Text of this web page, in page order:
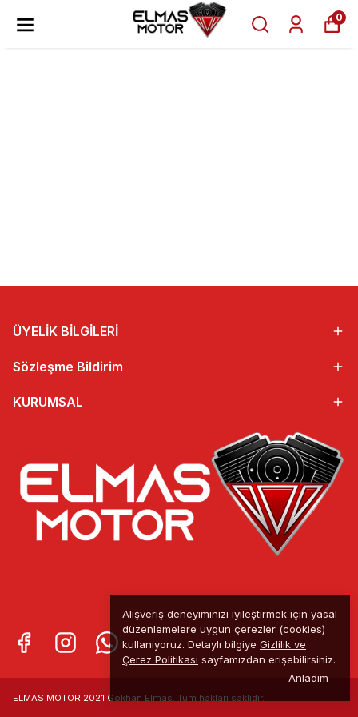
0
Alışveriş deneyiminizi iyileştirmek için yasal
düzenlemelere uygun çerezler (cookies)
kullanıyoruz. Detaylı bilgiye Gizlilik ve
Çerez Politikası sayfamızdan erişebilirsiniz.
Anladım
ÜYELİK BİLGİLERİ
Sözleşme Bildirim
KURUMSAL
ELMAS MOTOR 2021 Gökhan Elmas. Tüm hakları saklıdır.